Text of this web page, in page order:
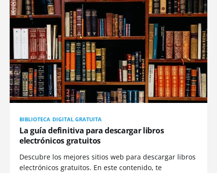
BIBLIOTECA DIGITAL GRATUITA
La guía definitiva para descargar libros
electrónicos gratuitos
Descubre los mejores sitios web para descargar libros
electrónicos gratuitos. En este contenido, te